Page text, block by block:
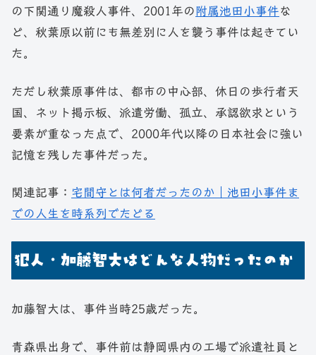
の下関通り魔殺人事件、2001年の附属池田小事件な
ど、秋葉原以前にも無差別に人を襲う事件は起きてい
た。
ただし秋葉原事件は、都市の中心部、休日の歩行者天
国、ネット掲示板、派遣労働、孤立、承認欲求という
要素が重なった点で、2000年代以降の日本社会に強い
記憶を残した事件だった。
関連記事： 宅間守とは何者だったのか｜池田小事件ま
での人生を時系列でたどる
犯人・加藤智大はどんな人物だったのか
加藤智大は、事件当時25歳だった。
青森県出身で、事件前は静岡県内の工場で派遣社員と